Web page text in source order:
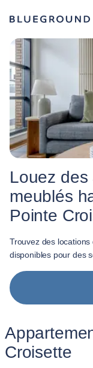
Louez
meublés
Pointe
Trouvez des
disponibles pour des
Croisette